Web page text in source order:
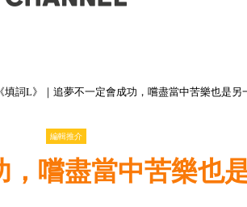
《填詞L》｜追夢不一定會成功，嚐盡當中苦樂也是另
編輯推介
，嚐盡當中苦樂也